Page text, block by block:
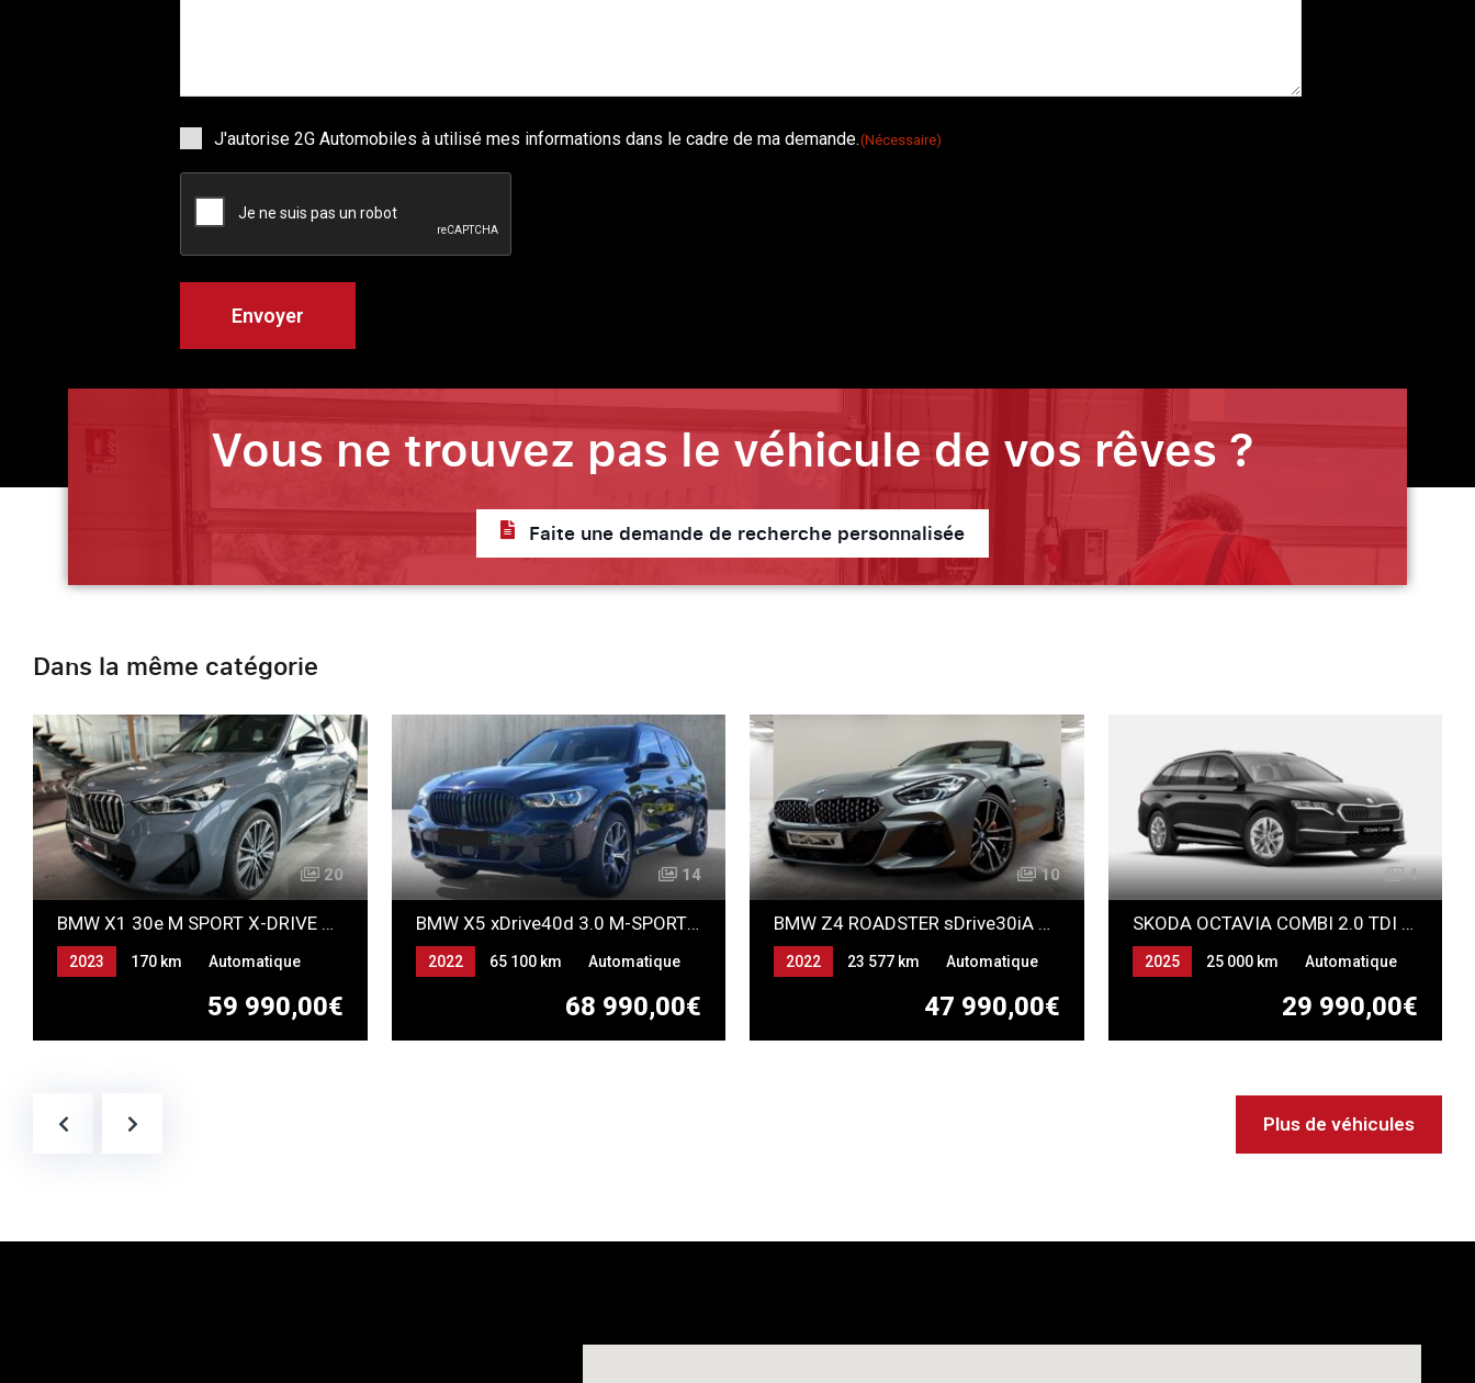
J'autorise 2G Automobiles à utilisé mes informations dans le cadre de ma demande.(Nécessaire)
Vous ne trouvez pas le véhicule de vos rêves ?
Faite une demande de recherche personnalisée
Dans la même catégorie
20
BMW X1 30e M SPORT X-DRIVE HYBRIDE RECHARGEABLE Individual *NEUF*
59 990,00€
2023 170 km
Automatique
14
BMW X5 xDrive40d 3.0 M-SPORT *LOA à partir de 816 euros/mois*
68 990,00€
2022 65 100 km
Automatique
10
BMW Z4 ROADSTER sDrive30iA 258cv M-SPORT
47 990,00€
2022 23 577 km
Automatique
4
SKODA OCTAVIA COMBI 2.0 TDI 150 DSG7
29 990,00€
2025 25 000 km
Automatique
Plus de véhicules